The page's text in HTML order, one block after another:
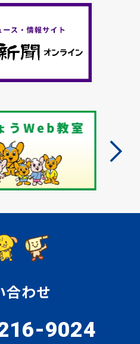
合わせ
9024